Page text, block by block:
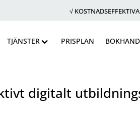
√
TJÄNSTER PRISPLAN
digitalt